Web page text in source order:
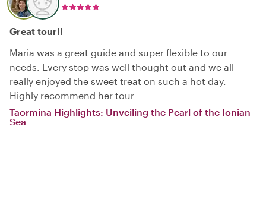
Great tour!!
Maria was a great guide and super flexible to our
needs. Every stop was well thought out and we all
really enjoyed the sweet treat on such a hot day.
Highly recommend her tour
Taormina Highlights: Unveiling the Pearl of the Ionian
Sea